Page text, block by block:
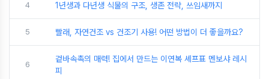
4 1년생과 다년생 식물의 구조, 생존 전략, 쓰임새까지
5 빨래, 자연건조 vs 건조기 사용! 어떤 방법이 더 좋을까요?
6
겉바속촉의 매력! 집에서 만드는 이연복 셰프표 멘보샤 레시
피